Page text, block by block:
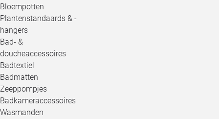
Bloempotten
Plantenstandaards & -
hangers
Bad- &
doucheaccessoires
Badtextiel
Badmatten
Zeeppompjes
Badkameraccessoires
Wasmanden